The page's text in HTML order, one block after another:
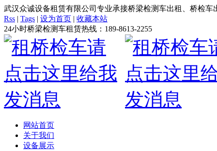
武汉众诚设备租赁有限公司专业承接桥梁检测车出租、桥检车
Rss | Tags | 设为首页 | 收藏本站
24小时桥梁检测车租赁热线： 189-8613-2255
网站首页
关于我们
设备展示